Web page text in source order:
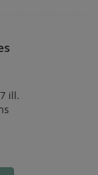
ill.